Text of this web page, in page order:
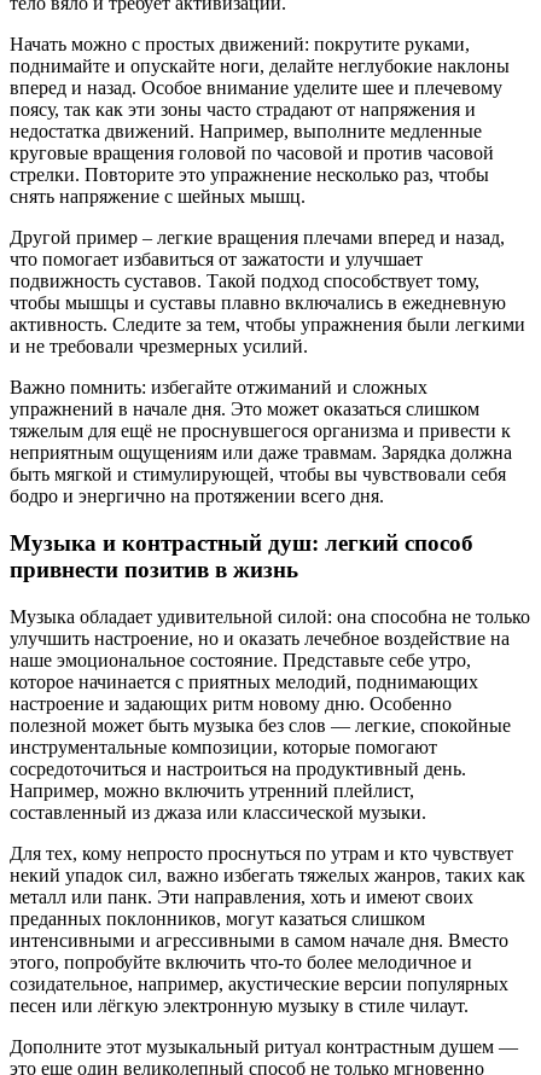
Начать можно с простых движений: покрутите руками,
поднимайте и опускайте ноги, делайте неглубокие наклоны
вперед и назад. Особое внимание уделите шее и плечевому
поясу, так как эти зоны часто страдают от напряжения и
недостатка движений. Например, выполните медленные
круговые вращения головой по часовой и против часовой
стрелки. Повторите это упражнение несколько раз, чтобы
снять напряжение с шейных мышц.
Другой пример – легкие вращения плечами вперед и назад,
что помогает избавиться от зажатости и улучшает
подвижность суставов. Такой подход способствует тому,
чтобы мышцы и суставы плавно включались в ежедневную
активность. Следите за тем, чтобы упражнения были легкими
и не требовали чрезмерных усилий.
Важно помнить: избегайте отжиманий и сложных
упражнений в начале дня. Это может оказаться слишком
тяжелым для ещё не проснувшегося организма и привести к
неприятным ощущениям или даже травмам. Зарядка должна
быть мягкой и стимулирующей, чтобы вы чувствовали себя
бодро и энергично на протяжении всего дня.
Музыка и контрастный душ: легкий способ
привнести позитив в жизнь
Музыка обладает удивительной силой: она способна не только
улучшить настроение, но и оказать лечебное воздействие на
наше эмоциональное состояние. Представьте себе утро,
которое начинается с приятных мелодий, поднимающих
настроение и задающих ритм новому дню. Особенно
полезной может быть музыка без слов — легкие, спокойные
инструментальные композиции, которые помогают
сосредоточиться и настроиться на продуктивный день.
Например, можно включить утренний плейлист,
составленный из джаза или классической музыки.
Для тех, кому непросто проснуться по утрам и кто чувствует
некий упадок сил, важно избегать тяжелых жанров, таких как
металл или панк. Эти направления, хоть и имеют своих
преданных поклонников, могут казаться слишком
интенсивными и агрессивными в самом начале дня. Вместо
этого, попробуйте включить что-то более мелодичное и
созидательное, например, акустические версии популярных
песен или лёгкую электронную музыку в стиле чилаут.
Дополните этот музыкальный ритуал контрастным душем —
это еще один великолепный способ не только мгновенно